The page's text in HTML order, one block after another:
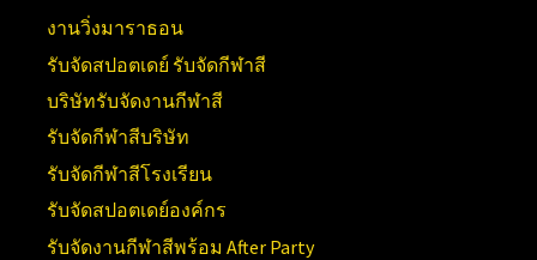
งานวิ่งมาราธอน
รับจัดสปอตเดย์ รับจัดกีฬาสี
บริษัทรับจัดงานกีฬาสี
รับจัดกีฬาสีบริษัท
รับจัดกีฬาสีโรงเรียน
รับจัดสปอตเดย์องค์กร
รับจัดงานกีฬาสีพร้อม After Party